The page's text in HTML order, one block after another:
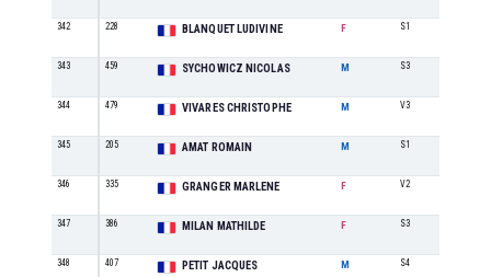
342 228 BLANQUET LUDIVINE F S1
343 459 SYCHOWICZ NICOLAS M S3
344 479 VIVARES CHRISTOPHE M V3
345 205 AMAT ROMAIN M S1
346 335 GRANGER MARLENE F V2
347 386 MILAN MATHILDE F S3
348 407 PETIT JACQUES M S4